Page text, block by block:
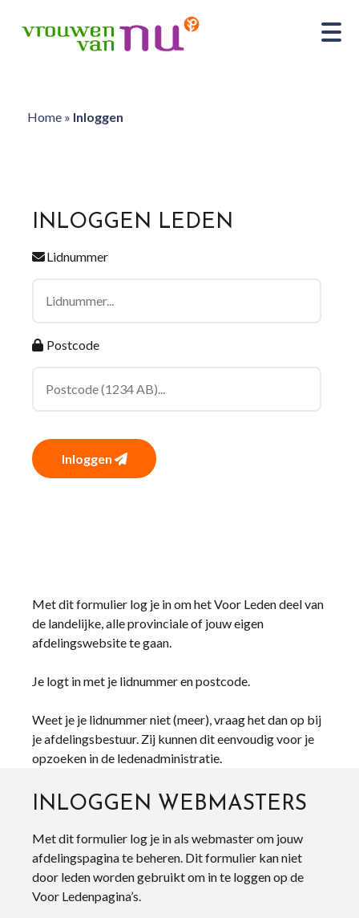
Home» Inloggen
INLOGGEN LEDEN
Lidnummer
Postcode
Inloggen
Met dit formulier log je in om het Voor Leden deel van
de landelijke, alle provinciale of jouw eigen
afdelingswebsite te gaan.
Je logt in met je lidnummer en postcode.
Weet je je lidnummer niet (meer), vraag het dan op bij
je afdelingsbestuur. Zij kunnen dit eenvoudig voor je
opzoeken in de ledenadministratie.
INLOGGEN WEBMASTERS
Met dit formulier log je in als webmaster om jouw
afdelingspagina te beheren. Dit formulier kan niet
door leden worden gebruikt om in te loggen op de
Voor Ledenpagina’s.